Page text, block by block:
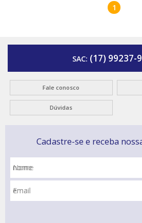
1
SAC: (17) 99237-
Fale conosco
Dúvidas
Cadastre-se e receba
Nome
Email